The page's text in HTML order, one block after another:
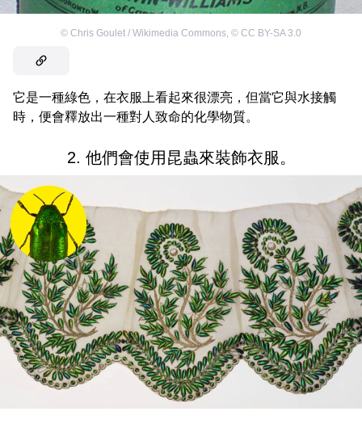
© Chris Goulet / Wikimedia Commons, © CC BY-SA 3.0
它是一種綠色，在衣服上看起來很漂亮，但當它與水接觸
時，便會釋放出一種對人致命的化學物質。
2. 他們會使用昆蟲來裝飾衣服。